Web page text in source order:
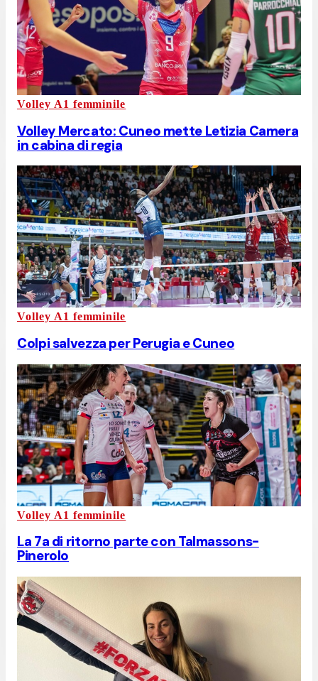
Volley A1 femminile
Volley Mercato: Cuneo mette Letizia Camera
in cabina di regia
Volley A1 femminile
Colpi salvezza per Perugia e Cuneo
Volley A1 femminile
La 7a di ritorno parte con Talmassons-
Pinerolo